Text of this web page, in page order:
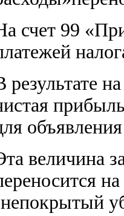
счет 99
результате
величина